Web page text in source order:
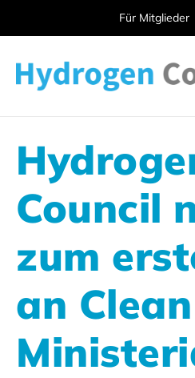
Für Mitglieder
Council
zum
an